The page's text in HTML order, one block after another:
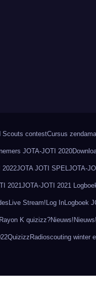
Scouts contestCursus
JOTA-JOTI 2020
2022JOTA JOTI SPEL JOTA-
2021JOTA-JOTI 2021
Live Stream!Log InLogboek
K quizizz?Nieuws!Nieuws!
QuizizzRadioscouting winter